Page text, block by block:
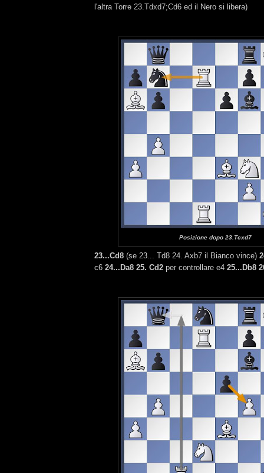
l'altra Torre 23.Tdxd7;Cd6 ed il Nero si libera)
Posizione dopo 23.Tcxd7
23...Cd8 (se 23... Td8 24. Axb7 il Bianco vince)
c6 24...Da8 25. Cd2 per controllare e4 25...Db8